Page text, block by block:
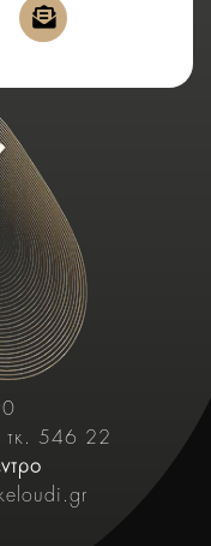
facebook
στο twitterστο
αποστολή
τκ. 546 22